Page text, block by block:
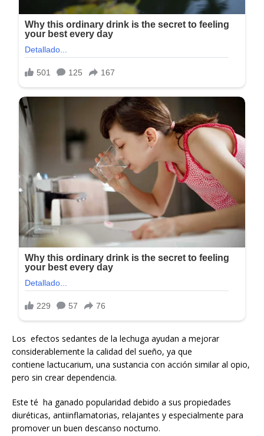
Los efectos sedantes de la lechuga ayudan a mejorar
considerablemente la calidad del sueño, ya que
contiene lactucarium, una sustancia con acción similar al opio,
pero sin crear dependencia.
Este té ha ganado popularidad debido a sus propiedades
diuréticas, antiinflamatorias, relajantes y especialmente para
promover un buen descanso nocturno.